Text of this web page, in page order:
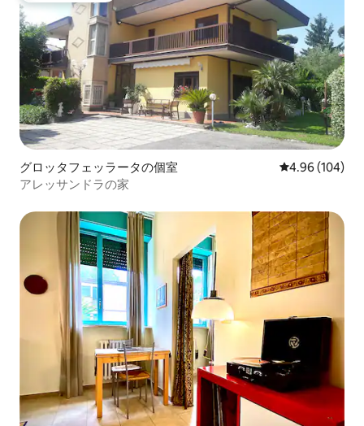
グロッタフェッラータの個室 レビュー104
4.96 (104)
アレッサンドラの家